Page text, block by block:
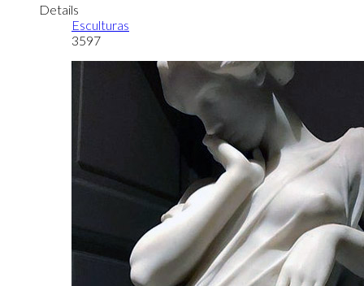
Details
Esculturas
3597